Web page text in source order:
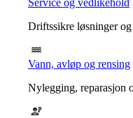
Driftssikre løsninger
Vann, avløp og rensing
Nylegging, reparasjon